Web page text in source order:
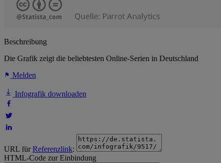
Beschreibung
Die Grafik zeigt die beliebtesten Online-Serien in Deutschland
Melden
Infografik downloaden
URL fürReferenzlink:
HTML-Code zur Einbindung